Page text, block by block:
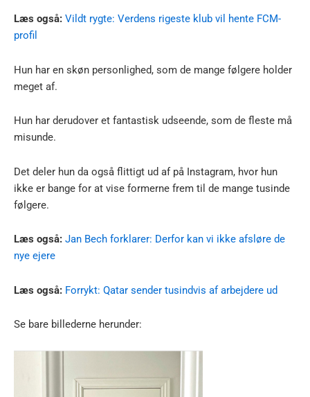
Læs også: Vildt rygte: Verdens rigeste klub vil hente FCM-
profil
Hun har en skøn personlighed, som de mange følgere holder
meget af.
Hun har derudover et fantastisk udseende, som de fleste må
misunde.
Det deler hun da også flittigt ud af på Instagram, hvor hun
ikke er bange for at vise formerne frem til de mange tusinde
følgere.
Læs også: Jan Bech forklarer: Derfor kan vi ikke afsløre de
nye ejere
Læs også: Forrykt: Qatar sender tusindvis af arbejdere ud
Se bare billederne herunder: